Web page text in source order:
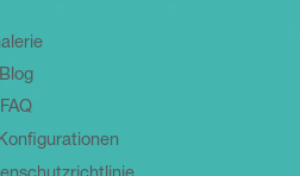
Blog
FAQ